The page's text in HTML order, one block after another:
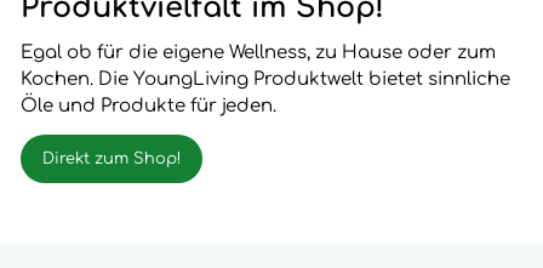
Produktvielfalt im Shop!
Egal ob für die eigene Wellness, zu Hause oder zum
Kochen. Die YoungLiving Produktwelt bietet sinnliche
Öle und Produkte für jeden.
Direkt zum Shop!